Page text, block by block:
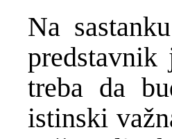
Na
predstavnik
treba da
istinski